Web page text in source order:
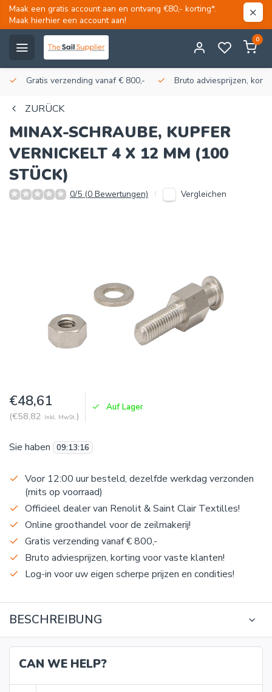
Maak een gratis account aan en ontvang €80,- korting*.
Maak hierhier een account aan!
0
Gratis verzending vanaf € 800,- Bruto adviesprijzen,
ZURÜCK
MINAX-SCHRAUBE, KUPFER
VERNICKELT 4 X 12 MM (100
STÜCK)
0/5 (0 Bewertungen) Vergleichen
€48,61
(€58,82 Inkl. MwSt.)
Auf Lager
Sie haben 09:13:16
Voor 12:00 uur besteld, dezelfde werkdag verzonden
(mits op voorraad)
Officieel dealer van Renolit & Saint Clair Textilles!
Online groothandel voor de zeilmakerij!
Gratis verzending vanaf € 800,-
Bruto adviesprijzen, korting voor vaste klanten!
Log-in voor uw eigen scherpe prijzen en condities!
BESCHREIBUNG
CAN WE HELP?